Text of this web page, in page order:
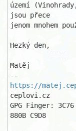
území
jsou přece
jenom mnohem
Hezký den,
Matěj
https://
ceplovi.cz
GPG Finger: 3C76
880B C9D8